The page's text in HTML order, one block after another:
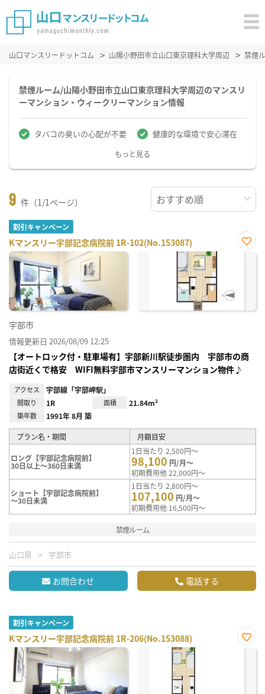
山口マンスリードットコム 山陽小野田市立山口東京理科大学周辺 禁煙
禁煙ルーム/山陽小野田市立山口東京理科大学周辺のマンスリ
ーマンション・ウィークリーマンション情報
タバコの臭いの心配が不要 健康的な環境で安心滞在
もっと見る
9 件（1/1ページ）
割引キャンペーン
Kマンスリー宇部記念病院前 1R-102(No.153087)
お気
宇部市
情報更新日 2026/08/09 12:25
【オートロック付・駐車場有】宇部新川駅徒歩圏内 宇部市の商
店街近くで格安 WIFI無料宇部市マンスリーマンション物件♪
アクセス 宇部線「宇部岬駅」
間取り 1R 面積 21.84m²
築年数 1991年 8月 築
プラン名・期間 月額目安
ロング【宇部記念病院前】
30日以上～360日未満
1日当たり 2,500円～
98,100 円/月～
初期費用他 22,000円～
ショート【宇部記念病院前】
～30日未満
1日当たり 2,800円～
107,100 円/月～
初期費用他 16,500円～
禁煙ルーム
山口県 宇部市
お問合わせ 電話する
割引キャンペーン
Kマンスリー宇部記念病院前 1R-206(No.153088)
お気